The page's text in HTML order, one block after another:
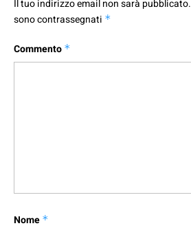
Il tuo indirizzo email non sarà pubblicato.
sono contrassegnati *
Commento *
Nome *